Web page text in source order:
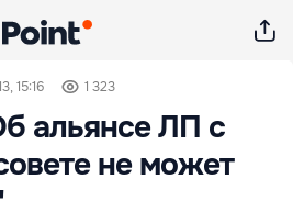
15:16 1 323
альянсе ЛП с
не может